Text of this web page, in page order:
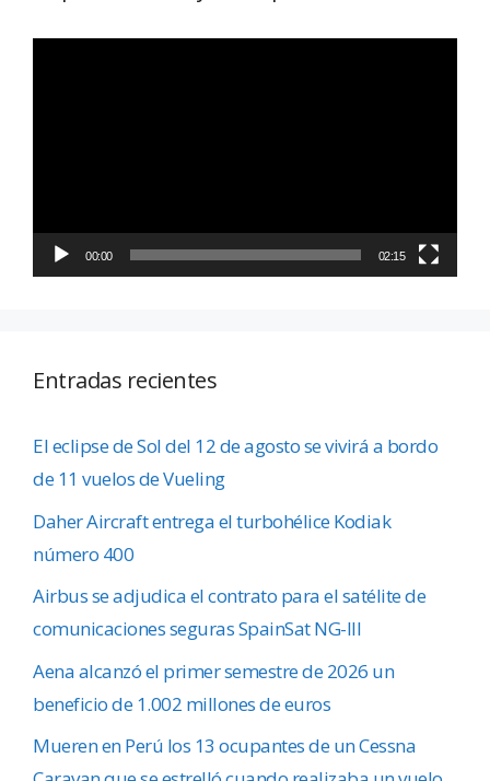
00:00 02:15
Entradas recientes
El eclipse de Sol del 12 de agosto se vivirá a bordo
de 11 vuelos de Vueling
Daher Aircraft entrega el turbohélice Kodiak
número 400
Airbus se adjudica el contrato para el satélite de
comunicaciones seguras SpainSat NG-III
Aena alcanzó el primer semestre de 2026 un
beneficio de 1.002 millones de euros
Mueren en Perú los 13 ocupantes de un Cessna